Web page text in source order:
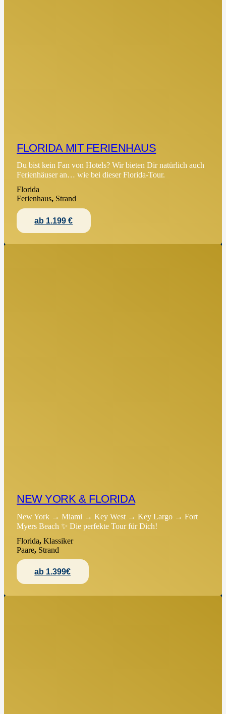
FLORIDA MIT FERIENHAUS
Du bist kein Fan von Hotels? Wir bieten Dir natürlich auch
Ferienhäuser an… wie bei dieser Florida-Tour.
Florida
Ferienhaus, Strand
ab 1.199 €
NEW YORK & FLORIDA
New York → Miami → Key West → Key Largo → Fort
Myers Beach ✨ Die perfekte Tour für Dich!
Florida,Klassiker
Paare, Strand
ab 1.399€